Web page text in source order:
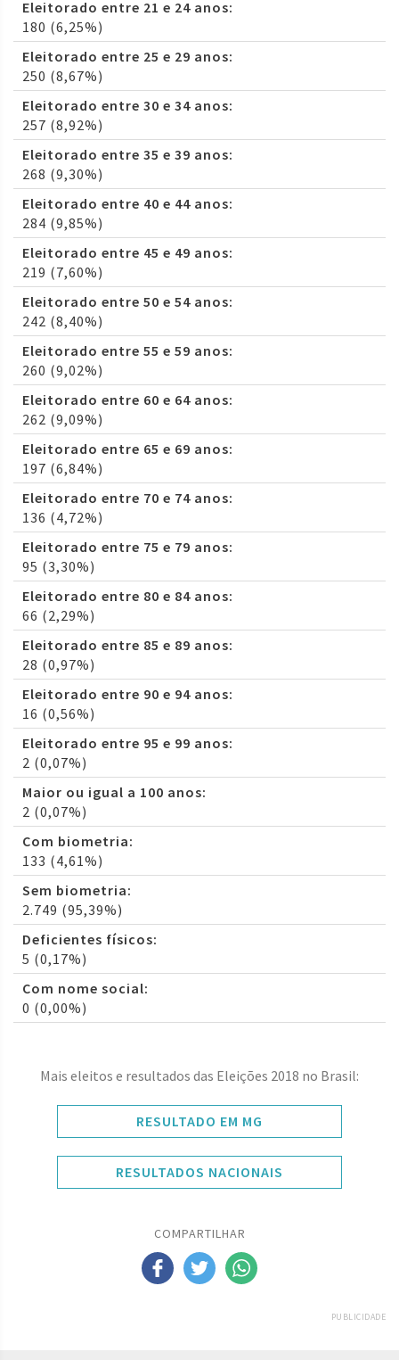
Eleitorado entre 21 e 24 anos:
180 (6,25%)
Eleitorado entre 25 e 29 anos:
250 (8,67%)
Eleitorado entre 30 e 34 anos:
257 (8,92%)
Eleitorado entre 35 e 39 anos:
268 (9,30%)
Eleitorado entre 40 e 44 anos:
284 (9,85%)
Eleitorado entre 45 e 49 anos:
219 (7,60%)
Eleitorado entre 50 e 54 anos:
242 (8,40%)
Eleitorado entre 55 e 59 anos:
260 (9,02%)
Eleitorado entre 60 e 64 anos:
262 (9,09%)
Eleitorado entre 65 e 69 anos:
197 (6,84%)
Eleitorado entre 70 e 74 anos:
136 (4,72%)
Eleitorado entre 75 e 79 anos:
95 (3,30%)
Eleitorado entre 80 e 84 anos:
66 (2,29%)
Eleitorado entre 85 e 89 anos:
28 (0,97%)
Eleitorado entre 90 e 94 anos:
16 (0,56%)
Eleitorado entre 95 e 99 anos:
2 (0,07%)
Maior ou igual a 100 anos:
2 (0,07%)
Com biometria:
133 (4,61%)
Sem biometria:
2.749 (95,39%)
Deficientes físicos:
5 (0,17%)
Com nome social:
0 (0,00%)
Mais eleitos e resultados das Eleições 2018 no Brasil:
RESULTADO EM MG
RESULTADOS NACIONAIS
COMPARTILHAR
PUBLICIDADE